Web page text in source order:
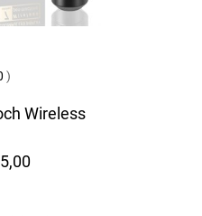
)
Wireless